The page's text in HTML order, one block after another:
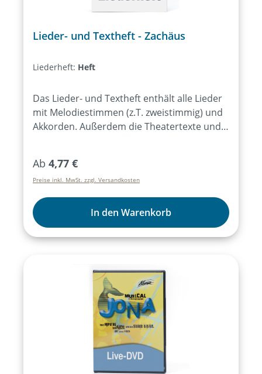
Lieder- und Textheft - Zachäus
Liederheft: Heft
Das Lieder- und Textheft enthält alle Lieder
mit Melodiestimmen (z.T. zweistimmig) und
Akkorden. Außerdem die Theatertexte und
Textheftes ist das Aufführungsrecht für alle
Aufführungen des Musicals für ein Jahr
erworben.
Regulärer Preis:
Ab 4,77 €
Preise inkl. MwSt. zzgl. Versandkosten
In den Warenkorb